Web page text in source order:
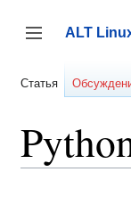
содержанию
Переключить боковую панель
ALT
Статья